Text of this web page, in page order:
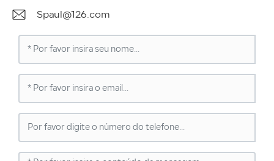
Spaul@126.com